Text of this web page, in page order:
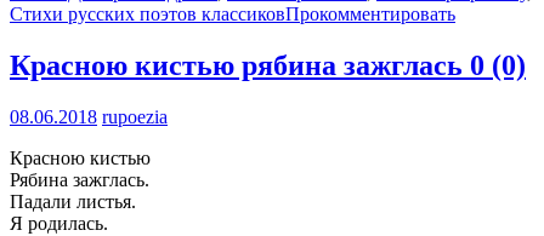
Стихи русских поэтов классиковПрокомментировать
Красною кистью рябина зажглась 0 (0)
08.06.2018 rupoezia
Красною кистью
Рябина зажглась.
Падали листья.
Я родилась.